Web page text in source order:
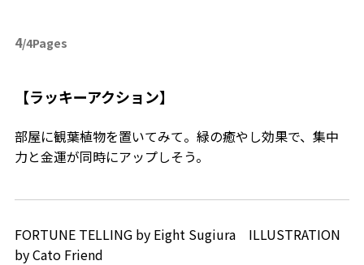
4/4Pages
【ラッキーアクション】
部屋に観葉植物を置いてみて。緑の癒やし効果で、集中
力と金運が同時にアップしそう。
FORTUNE TELLING by Eight Sugiura ILLUSTRATION
by Cato Friend